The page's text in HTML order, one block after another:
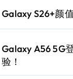
Galaxy S26+颜
Galaxy A56 5G
验！